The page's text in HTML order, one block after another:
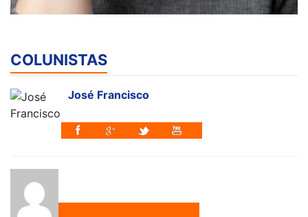
COLUNISTAS
José Francisco